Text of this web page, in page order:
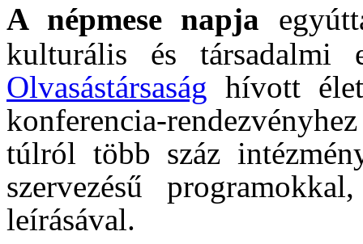
A népmese napja
kulturális és
Olvasástársaság hívott
konferencia-
túlról több száz
szervezésű
leírásával.